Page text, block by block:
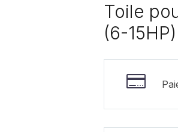
Toile
(6-15HP)